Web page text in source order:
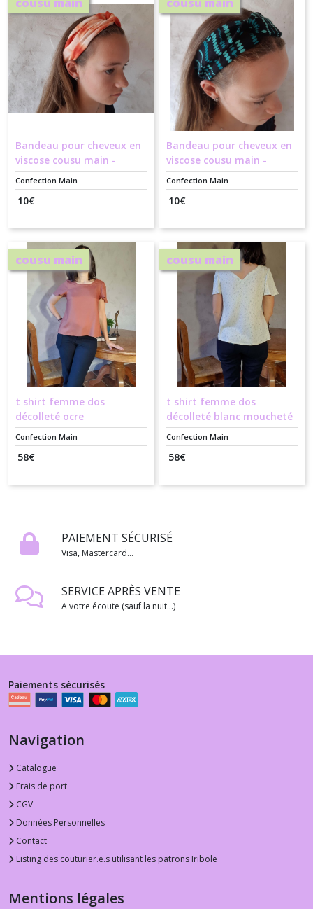
Bandeau pour cheveux en
viscose cousu main -
Élasticité confortable,
longueur de 51 à 61 cm
Confection Main
10€
Bandeau pour cheveux en
viscose cousu main -
Élasticité confortable,
longueur de 57 à 67 cm
Confection Main
10€
cousu main
t shirt femme dos
décolleté ocre
Confection Main
58€
cousu main
t shirt femme dos
décolleté blanc moucheté
Confection Main
58€
PAIEMENT SÉCURISÉ
Visa, Mastercard...
SERVICE APRÈS VENTE
A votre écoute (sauf la nuit...)
Paiements sécurisés
Navigation
Catalogue
Frais de port
CGV
Données Personnelles
Contact
Listing des couturier.e.s utilisant les patrons Iribole
Mentions légales